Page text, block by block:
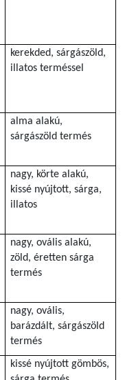
kerekded, sárgászöld,
illatos terméssel
alma alakú,
sárgászöld termés
nagy, körte alakú,
kissé nyújtott, sárga,
illatos
nagy, ovális alakú,
zöld, éretten sárga
termés
nagy, ovális,
barázdált, sárgászöld
termés
kissé nyújtott gömbös,